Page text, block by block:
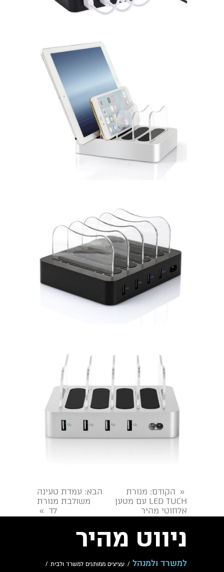
« הקודם: מנורת
LED TUCH עם מטען
אלחוטי מהיר
הבא: עמדת טעינה
משולבת מנורת
לד »
ניווט מהיר
למשרד ולמנהל / עציצים ממותגים למשרד ולבית /